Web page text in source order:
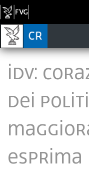
Idv:
dei
esprima